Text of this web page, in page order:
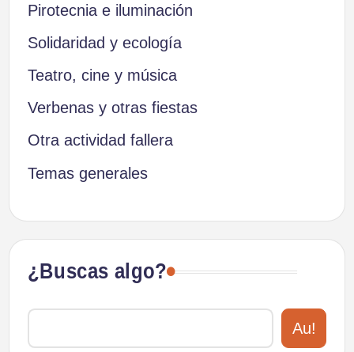
Pirotecnia e iluminación
Solidaridad y ecología
Teatro, cine y música
Verbenas y otras fiestas
Otra actividad fallera
Temas generales
¿Buscas algo?
Au!